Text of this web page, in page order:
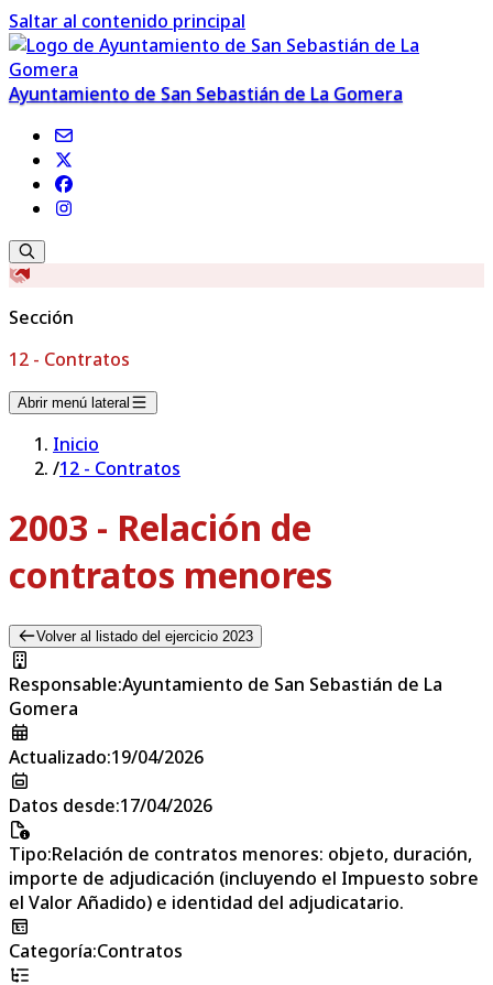
Saltar al contenido principal
Ayuntamiento de San Sebastián de La Gomera
Sección
12 - Contratos
Abrir menú lateral
Inicio
/12 - Contratos
2003 - Relación de
contratos menores
Volver al listado del ejercicio 2023
Responsable:Ayuntamiento de San Sebastián de La
Gomera
Actualizado:19/04/2026
Datos desde:17/04/2026
Tipo:Relación de contratos menores: objeto, duración,
importe de adjudicación (incluyendo el Impuesto sobre
el Valor Añadido) e identidad del adjudicatario.
Categoría:Contratos